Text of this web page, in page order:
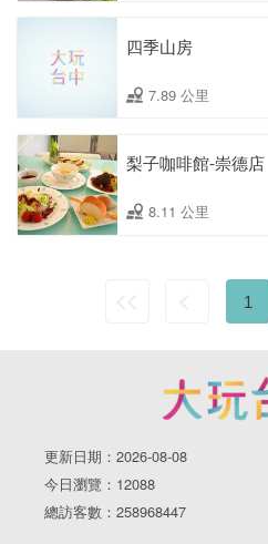
四季山房
7.89 公里
梨子咖啡館-崇德店
8.11 公里
1
更新日期：2026-08-08
今日瀏覽：12088
總訪客數：258968447